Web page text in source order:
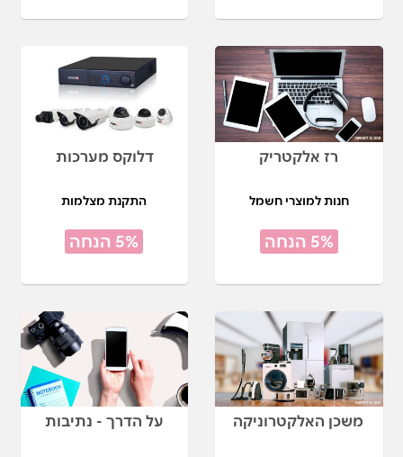
רז אלקטריק
חנות למוצרי חשמל
5% הנחה
דלוקס מערכות
התקנת מצלמות
5% הנחה
משכן האלקטרוניקה על הדרך - נתיבות